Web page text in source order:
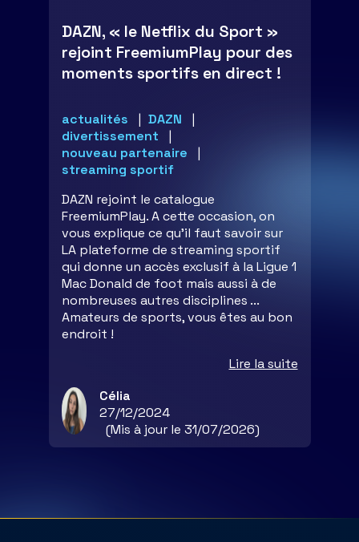
DAZN, « le Netflix du Sport »
rejoint FreemiumPlay pour des
moments sportifs en direct !
actualités
DAZN
divertissement
nouveau partenaire
streaming sportif
DAZN rejoint le catalogue
FreemiumPlay. A cette occasion, on
vous explique ce qu'il faut savoir sur
LA plateforme de streaming sportif
qui donne un accès exclusif à la Ligue 1
Mac Donald de foot mais aussi à de
nombreuses autres disciplines ...
Amateurs de sports, vous êtes au bon
endroit !
Lire la suite
Célia
27/12/2024
(Mis à jour le 31/07/2026)